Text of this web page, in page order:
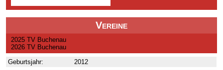
Vereine
2025 TV Buchenau
2026 TV Buchenau
Geburtsjahr:
2012